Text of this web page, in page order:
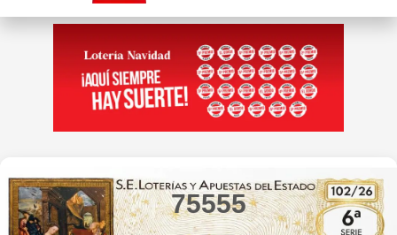
75555